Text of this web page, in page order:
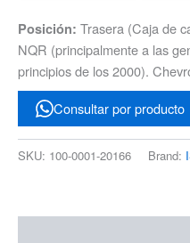
Posición: Trasera (Caja de
NQR (principalmente a las
principios de los 2000).
Consultar por producto
SKU: 100-0001-20166 Brand: